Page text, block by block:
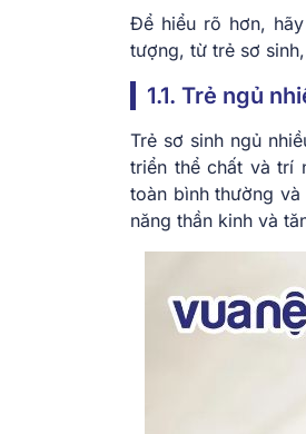
Để hiểu rõ hơn,
tượng, từ trẻ sơ
1.1. Trẻ ngủ
Trẻ sơ sinh ngủ
triển thể chất và trí
toàn bình thường
năng thần kinh và